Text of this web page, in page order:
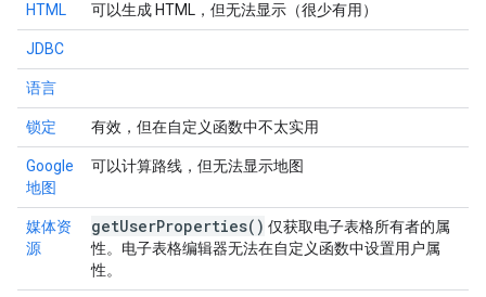
HTML 可以生成 HTML，但无法显示（很少有用）
JDBC
语言
锁定 有效，但在自定义函数中不太实用
Google
地图
可以计算路线，但无法显示地图
媒体资
源
getUserProperties( ) 仅获取电子表格所有者的属
性。电子表格编辑器无法在自定义函数中设置用户属
性。